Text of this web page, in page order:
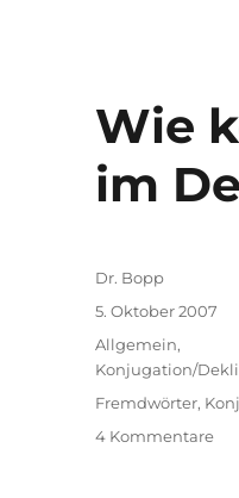
Wie
im
Autor
Dr. Bopp
Veröffentlicht
am
5. Oktober 2007
Kategorien
Allgemein,
Konjugation/
Schlagwörter
Fremdwörter,
4 Kommentarezu